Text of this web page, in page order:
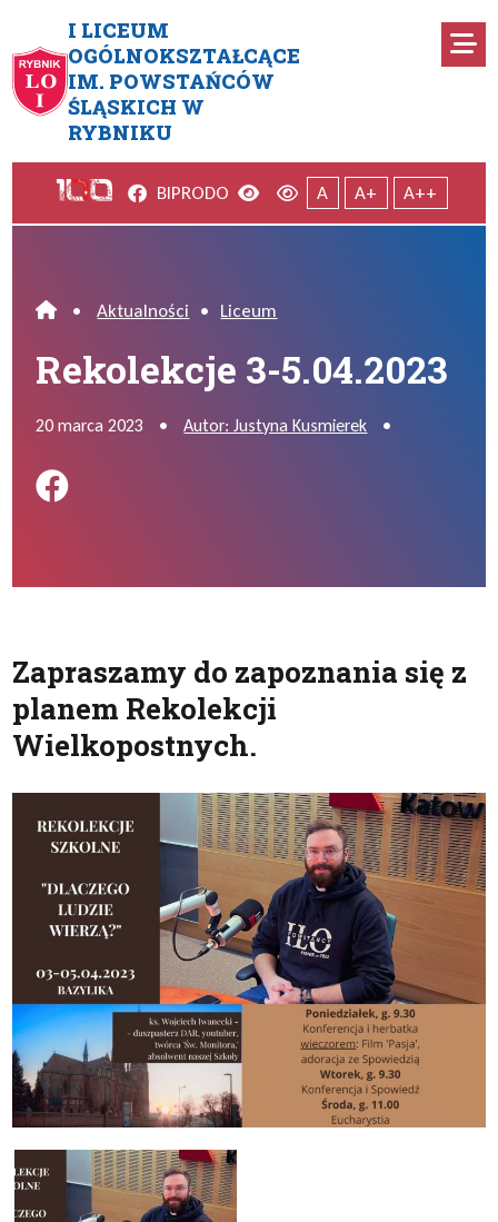
I LICEUM
OGÓLNOKSZTAŁCĄCE
IM. POWSTAŃCÓW
ŚLĄSKICH W
RYBNIKU
Rekolekcje 3-5.04.2023
Facebook
BIPRODO Wersja kontrastowa
Wersja domyślna
A A+ A++
Home
• Aktualności • Liceum
Rekolekcje 3-5.04.2023
20 marca 2023 • Autor: Justyna Kusmierek •
Podziel się na FB
Zapraszamy do zapoznania się z
planem Rekolekcji
Wielkopostnych.